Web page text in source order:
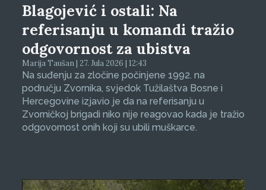
Blagojević i ostali: Na
referisanju u komandi tražio
odgovornost za ubistva
Marija Taušan | 27. Jula 2026 | 12:43
Na suđenju za zločine počinjene 1992. na
području Zvornika, svjedok Tužilaštva Bosne i
Hercegovine izjavio je da na referisanju u
Zvorničkoj brigadi niko nije reagovao kada je tražio
odgovornost onih koji su ubili muškarce.